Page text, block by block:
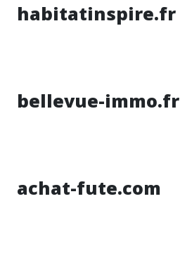
habitatinspire.fr
bellevue-immo.fr
achat-fute.com